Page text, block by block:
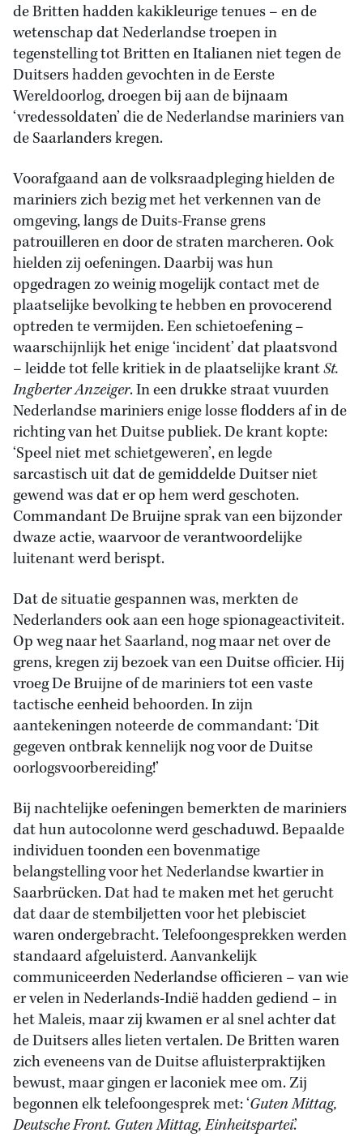
de Britten hadden kakikleurige tenues – en de
wetenschap dat Nederlandse troepen in
tegenstelling tot Britten en Italianen niet tegen de
Duitsers hadden gevochten in de Eerste
Wereldoorlog, droegen bij aan de bijnaam
‘vredessoldaten’ die de Nederlandse mariniers van
de Saarlanders kregen.
Voorafgaand aan de volksraadpleging hielden de
mariniers zich bezig met het verkennen van de
omgeving, langs de Duits-Franse grens
patrouilleren en door de straten marcheren. Ook
hielden zij oefeningen. Daarbij was hun
opgedragen zo weinig mogelijk contact met de
plaatselijke bevolking te hebben en provocerend
optreden te vermijden. Een schietoefening –
waarschijnlijk het enige ‘incident’ dat plaatsvond
– leidde tot felle kritiek in de plaatselijke krantSt.
Ingberter Anzeiger. In een drukke straat vuurden
Nederlandse mariniers enige losse flodders af in de
richting van het Duitse publiek. De krant kopte:
‘Speel niet met schietgeweren’, en legde
sarcastisch uit dat de gemiddelde Duitser niet
gewend was dat er op hem werd geschoten.
Commandant De Bruijne sprak van een bijzonder
dwaze actie, waarvoor de verantwoordelijke
luitenant werd berispt.
Dat de situatie gespannen was, merkten de
Nederlanders ook aan een hoge spionageactiviteit.
Op weg naar het Saarland, nog maar net over de
grens, kregen zij bezoek van een Duitse officier. Hij
vroeg De Bruijne of de mariniers tot een vaste
tactische eenheid behoorden. In zijn
aantekeningen noteerde de commandant: ‘Dit
gegeven ontbrak kennelijk nog voor de Duitse
oorlogsvoorbereiding!’
Bij nachtelijke oefeningen bemerkten de mariniers
dat hun autocolonne werd geschaduwd. Bepaalde
individuen toonden een bovenmatige
belangstelling voor het Nederlandse kwartier in
Saarbrücken. Dat had te maken met het gerucht
dat daar de stembiljetten voor het plebisciet
waren ondergebracht. Telefoongesprekken werden
standaard afgeluisterd. Aanvankelijk
communiceerden Nederlandse officieren – van wie
er velen in Nederlands-Indië hadden gediend – in
het Maleis, maar zij kwamen er al snel achter dat
de Duitsers alles lieten vertalen. De Britten waren
zich eveneens van de Duitse afluisterpraktijken
bewust, maar gingen er laconiek mee om. Zij
begonnen elk telefoongesprek met: ‘Guten Mittag,
Deutsche Front. Guten Mittag, Einheitspartei.’